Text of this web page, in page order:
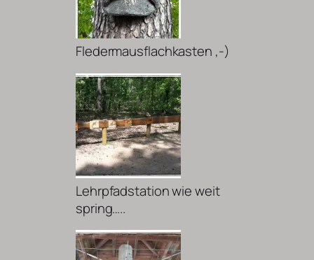
Fledermausflachkasten ,-)
Lehrpfadstation wie weit
spring…..